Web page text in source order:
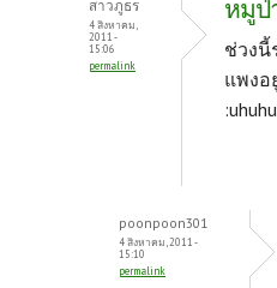
o
k
t
สาวภูธร
4 สิงหาคม,
2011 -
15:06
permalink
หมูป่
ช่วงนี้
แพงอ
poonpoon301
4 สิงหาคม, 2011 -
15:10
permalink